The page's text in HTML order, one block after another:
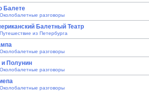
Балете
Околобалетные разговоры
Балетный Театр
Путешествие из Петербурга
Околобалетные разговоры
и Полунин
Околобалетные разговоры
Околобалетные разговоры